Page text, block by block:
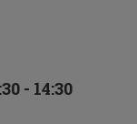
- 14:30